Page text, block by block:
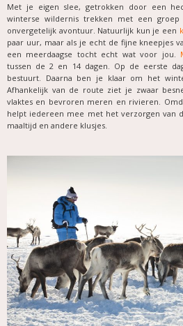
Met je eigen slee, getrokken door een
winterse wildernis trekken met een
onvergetelijk avontuur. Natuurlijk kun je een
paar uur, maar als je echt de fijne kneepjes
een meerdaagse tocht echt wat voor jou.
tussen de 2 en 14 dagen. Op de eerste
bestuurt. Daarna ben je klaar om het
Afhankelijk van de route ziet je zwaar
vlaktes en bevroren meren en rivieren.
helpt iedereen mee met het verzorgen van
maaltijd en andere klusjes.